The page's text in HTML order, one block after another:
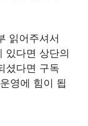
읽어주셔서
있다면 상단의
셨다면 구독
영에 힘이 됩